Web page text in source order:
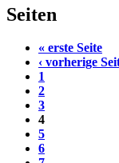
Seiten
« erste Seite
‹ vorherige
1
2
3
4
5
6